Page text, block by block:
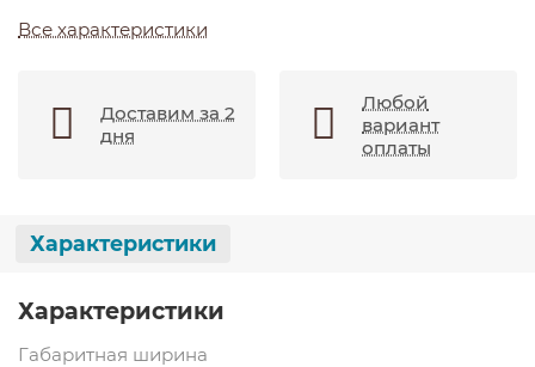
Все характеристики
Доставим за 2
дня
Любой
вариант
оплаты
Характеристики
Характеристики
Габаритная ширина